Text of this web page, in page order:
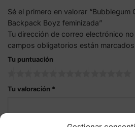
Sé el primero en valorar “Bubblegum
Backpack Boyz feminizada”
Tu dirección de correo electrónico
campos obligatorios están
Tu puntuación
Tu valoración *